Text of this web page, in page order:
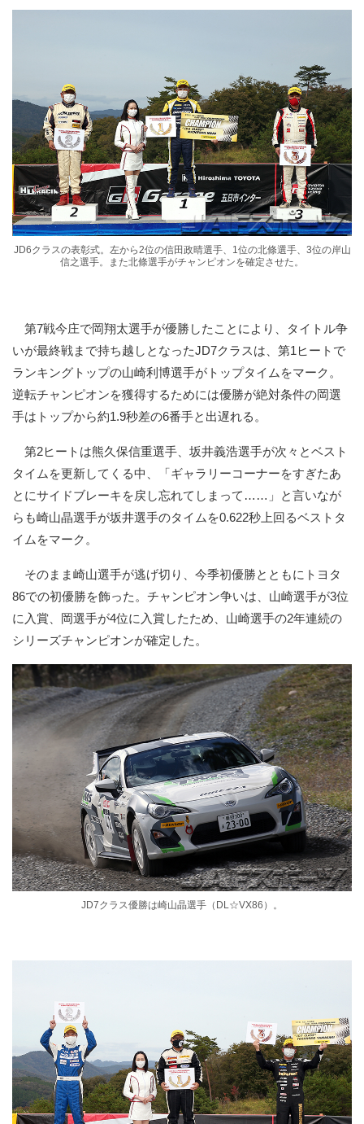
JD6クラスの表彰式。左から2位の信田政晴選手、1位の北條選手、3位の岸山
信之選手。また北條選手がチャンピオンを確定させた。
第7戦今庄で岡翔太選手が優勝したことにより、タイトル争
いが最終戦まで持ち越しとなったJD7クラスは、第1ヒートで
ランキングトップの山崎利博選手がトップタイムをマーク。
逆転チャンピオンを獲得するためには優勝が絶対条件の岡選
手はトップから約1.9秒差の6番手と出遅れる。
第2ヒートは熊久保信重選手、坂井義浩選手が次々とベスト
タイムを更新してくる中、「ギャラリーコーナーをすぎたあ
とにサイドブレーキを戻し忘れてしまって……」と言いなが
らも崎山晶選手が坂井選手のタイムを0.622秒上回るベストタ
イムをマーク。
そのまま崎山選手が逃げ切り、今季初優勝とともにトヨタ
86での初優勝を飾った。チャンピオン争いは、山崎選手が3位
に入賞、岡選手が4位に入賞したため、山崎選手の2年連続の
シリーズチャンピオンが確定した。
JD7クラス優勝は崎山晶選手（DL☆VX86）。